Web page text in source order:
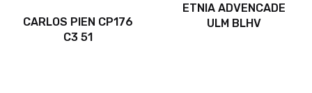
CARLOS PIEN CP176
C3 51
ETNIA ADVENCADE
ULM BLHV